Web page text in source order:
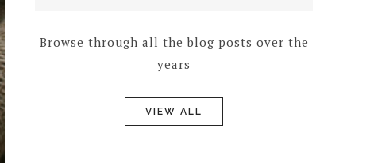
Browse through all the blog posts over the
years
VIEW ALL